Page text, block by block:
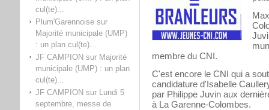
cul(te)...
Plum'Garennoisesur
Majorité municipale (UMP)
: un plan cul(te)...
JF CAMPION sur Majorité
municipale (UMP) : un plan
cul(te)...
JF CAMPION sur Lundi 5
septembre, messe de
membre du CNI.
C'est encore le CNI qui a
candidature d'Isabelle
par Philippe Juvin aux
à La Garenne-Colombes.